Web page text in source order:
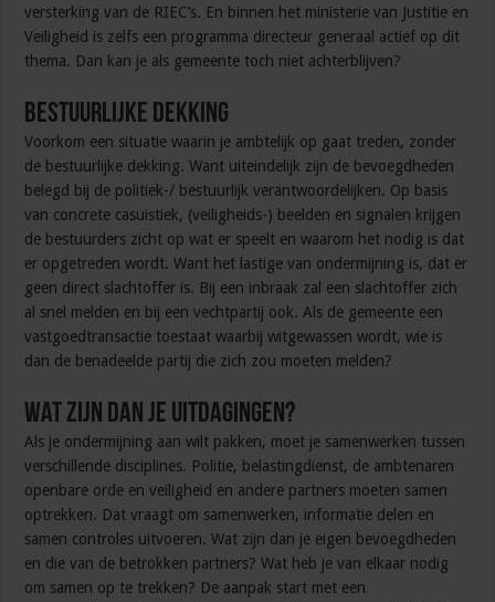
versterking van de RIEC’s. En binnen het ministerie van Justitie en
Veiligheid is zelfs een programma directeur generaal actief op dit
thema. Dan kan je als gemeente toch niet achterblijven?
Bestuurlijke dekking
Voorkom een situatie waarin je ambtelijk op gaat treden, zonder
de bestuurlijke dekking. Want uiteindelijk zijn de bevoegdheden
belegd bij de politiek-/ bestuurlijk verantwoordelijken. Op basis
van concrete casuistiek, (veiligheids-) beelden en signalen krijgen
de bestuurders zicht op wat er speelt en waarom het nodig is dat
er opgetreden wordt. Want het lastige van ondermijning is, dat er
geen direct slachtoffer is. Bij een inbraak zal een slachtoffer zich
al snel melden en bij een vechtpartij ook. Als de gemeente een
vastgoedtransactie toestaat waarbij witgewassen wordt, wie is
dan de benadeelde partij die zich zou moeten melden?
Wat zijn dan je uitdagingen?
Als je ondermijning aan wilt pakken, moet je samenwerken tussen
verschillende disciplines. Politie, belastingdienst, de ambtenaren
openbare orde en veiligheid en andere partners moeten samen
optrekken. Dat vraagt om samenwerken, informatie delen en
samen controles uitvoeren. Wat zijn dan je eigen bevoegdheden
en die van de betrokken partners? Wat heb je van elkaar nodig
om samen op te trekken? De aanpak start met een